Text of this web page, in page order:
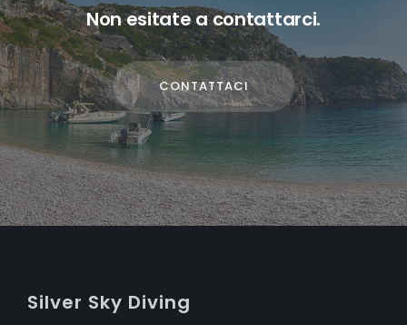
Non esitate a contattarci.
CONTATTACI
Silver Sky Diving